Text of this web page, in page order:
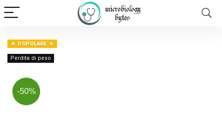
POPOLARE
Perdita di peso
-50%